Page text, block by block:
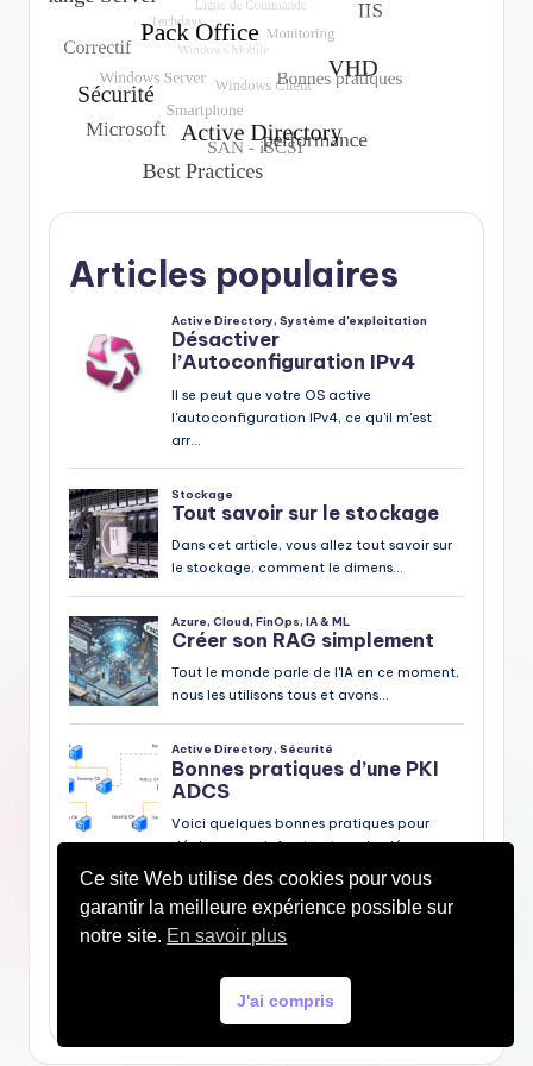
Articles populaires
Ce site Web utilise des cookies pour vous
garantir la meilleure expérience possible sur
notre site. En savoir plus
J'ai compris